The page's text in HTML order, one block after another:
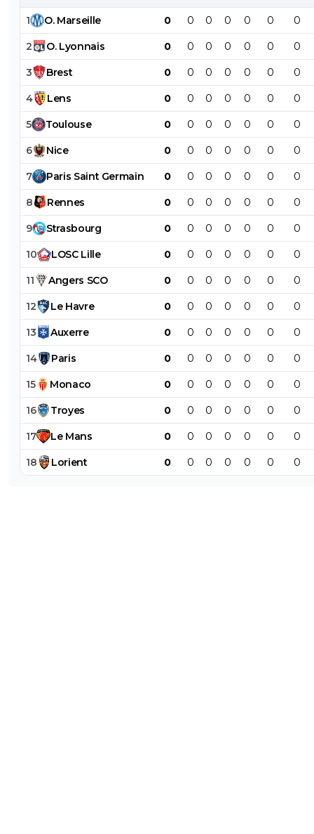
1 O. Marseille 0 0 0 0 0 0 0
2 O. Lyonnais 0 0 0 0 0 0 0
3 Brest 0 0 0 0 0 0 0
4 Lens 0 0 0 0 0 0 0
5 Toulouse 0 0 0 0 0 0 0
6 Nice 0 0 0 0 0 0 0
7 Paris Saint Germain 0 0 0 0 0 0 0
8 Rennes 0 0 0 0 0 0 0
9 Strasbourg 0 0 0 0 0 0 0
10 LOSC Lille 0 0 0 0 0 0 0
11 Angers SCO 0 0 0 0 0 0 0
12 Le Havre 0 0 0 0 0 0 0
13 Auxerre 0 0 0 0 0 0 0
14 Paris 0 0 0 0 0 0 0
15 Monaco 0 0 0 0 0 0 0
16 Troyes 0 0 0 0 0 0 0
17 Le Mans 0 0 0 0 0 0 0
18 Lorient 0 0 0 0 0 0 0